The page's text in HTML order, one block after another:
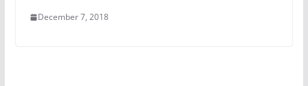
December 7, 2018